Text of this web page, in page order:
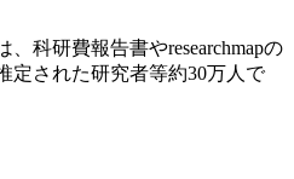
科研費報告書やresearchmapの
定された研究者等約30万人で